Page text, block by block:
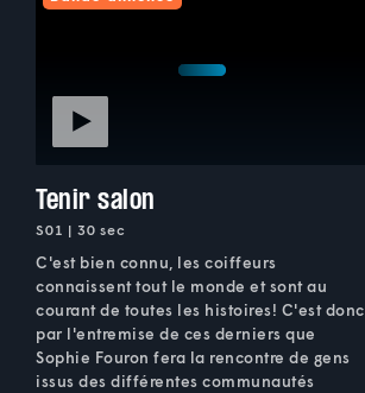
Tenir salon
S01 | 30 sec
C'est bien connu, les coiffeurs
connaissent tout le monde et sont au
courant de toutes les histoires! C'est donc
par l'entremise de ces derniers que
Sophie Fouron fera la rencontre de gens
issus des différentes communautés